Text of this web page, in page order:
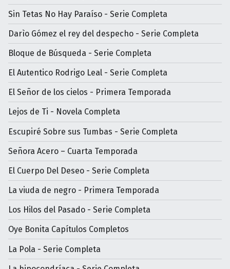
Sin Tetas No Hay Paraíso - Serie Completa
Darìo Gómez el rey del despecho - Serie Completa
Bloque de Búsqueda - Serie Completa
El Autentico Rodrigo Leal - Serie Completa
El Señor de los cielos - Primera Temporada
Lejos de Ti - Novela Completa
Escupiré Sobre sus Tumbas - Serie Completa
Señora Acero – Cuarta Temporada
El Cuerpo Del Deseo - Serie Completa
La viuda de negro - Primera Temporada
Los Hilos del Pasado - Serie Completa
Oye Bonita Capítulos Completos
La Pola - Serie Completa